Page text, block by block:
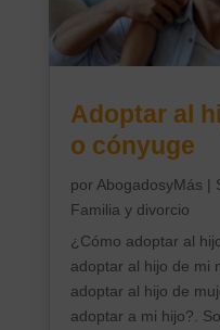
Adoptar al
o cónyuge
por AbogadosyMás |
Familia y divorcio
¿Cómo adoptar al
adoptar al hijo de mi
adoptar al hijo de
adoptar a mi hijo?.